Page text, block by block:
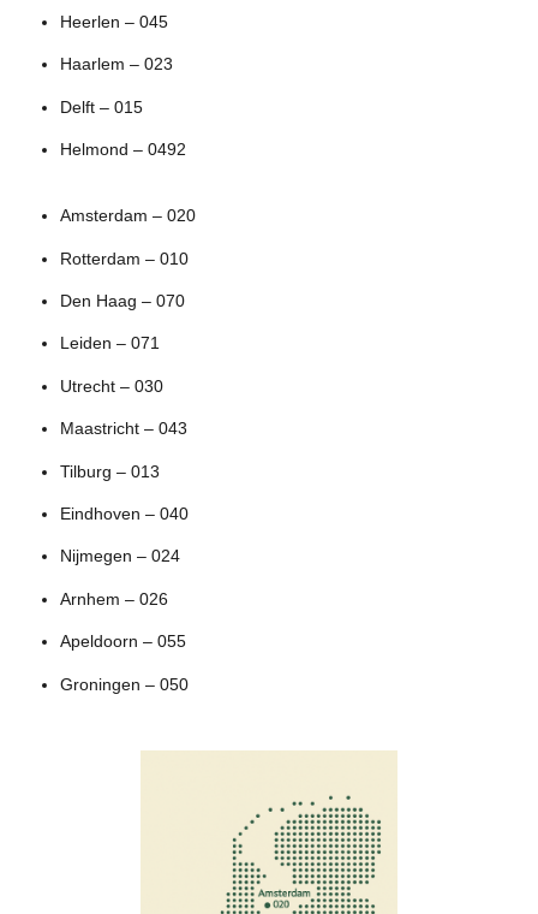
Heerlen – 045
Haarlem – 023
Delft – 015
Helmond – 0492
Amsterdam – 020
Rotterdam – 010
Den Haag – 070
Leiden – 071
Utrecht – 030
Maastricht – 043
Tilburg – 013
Eindhoven – 040
Nijmegen – 024
Arnhem – 026
Apeldoorn – 055
Groningen – 050